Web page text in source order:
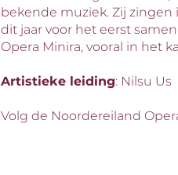
bekende muziek. Zij zingen
dit jaar voor het eerst
Opera Minira, vooral in het
Artistieke leiding: Nilsu Us
Volg de Noordereiland